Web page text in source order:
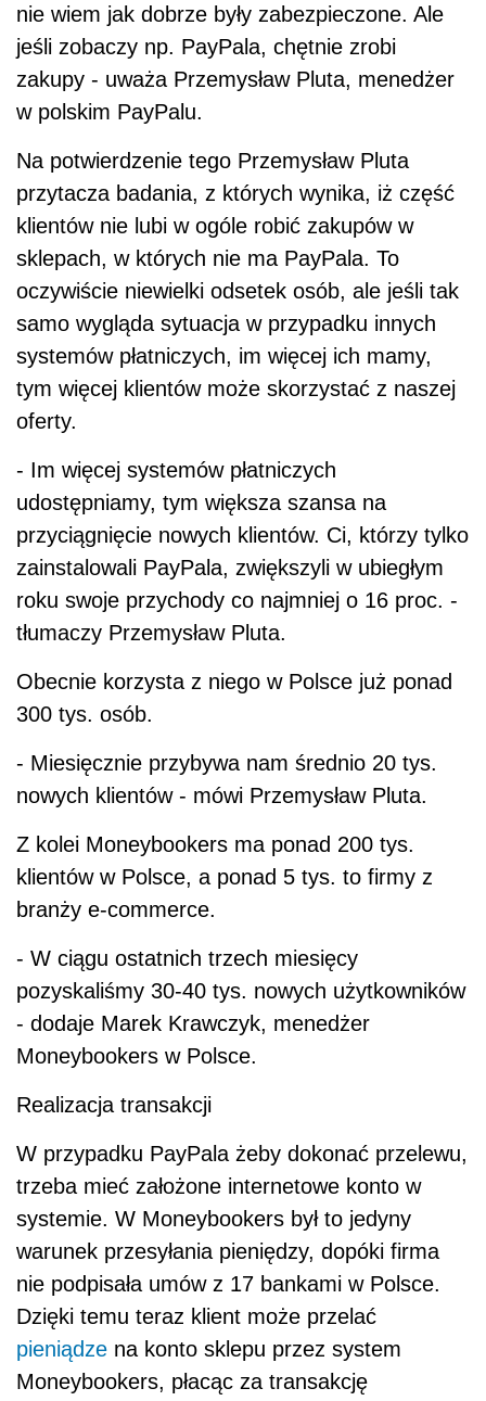
nie wiem jak dobrze były zabezpieczone. Ale
jeśli zobaczy np. PayPala, chętnie zrobi
zakupy - uważa Przemysław Pluta, menedżer
w polskim PayPalu.
Na potwierdzenie tego Przemysław Pluta
przytacza badania, z których wynika, iż część
klientów nie lubi w ogóle robić zakupów w
sklepach, w których nie ma PayPala. To
oczywiście niewielki odsetek osób, ale jeśli tak
samo wygląda sytuacja w przypadku innych
systemów płatniczych, im więcej ich mamy,
tym więcej klientów może skorzystać z naszej
oferty.
- Im więcej systemów płatniczych
udostępniamy, tym większa szansa na
przyciągnięcie nowych klientów. Ci, którzy tylko
zainstalowali PayPala, zwiększyli w ubiegłym
roku swoje przychody co najmniej o 16 proc. -
tłumaczy Przemysław Pluta.
Obecnie korzysta z niego w Polsce już ponad
300 tys. osób.
- Miesięcznie przybywa nam średnio 20 tys.
nowych klientów - mówi Przemysław Pluta.
Z kolei Moneybookers ma ponad 200 tys.
klientów w Polsce, a ponad 5 tys. to firmy z
branży e-commerce.
- W ciągu ostatnich trzech miesięcy
pozyskaliśmy 30-40 tys. nowych użytkowników
- dodaje Marek Krawczyk, menedżer
Moneybookers w Polsce.
Realizacja transakcji
W przypadku PayPala żeby dokonać przelewu,
trzeba mieć założone internetowe konto w
systemie. W Moneybookers był to jedyny
warunek przesyłania pieniędzy, dopóki firma
nie podpisała umów z 17 bankami w Polsce.
Dzięki temu teraz klient może przelać
pieniądze na konto sklepu przez system
Moneybookers, płacąc za transakcję